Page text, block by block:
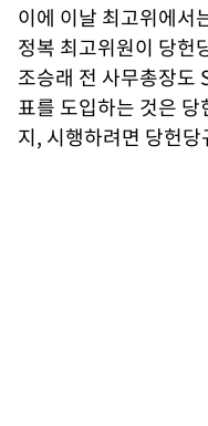
이에 이날 최고위에서
정복 최고위원이 당헌
조승래 전 사무총장도
표를 도입하는 것은
지, 시행하려면 당헌